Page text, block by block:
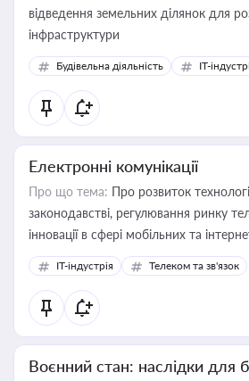
відведення земельних ділянок для
інфраструктури
Будівельна діяльність IT-
Електронні комунікації
Про що тема: Про розвиток
законодавстві, регулювання ринку
інновації в сфері мобільних та
IT-індустрія Телеком та зв'язок
Воєнний стан: наслідки для